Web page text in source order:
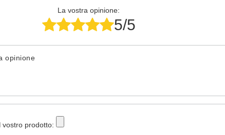
La vostra opinione:
5/5
opinione
prodotto: